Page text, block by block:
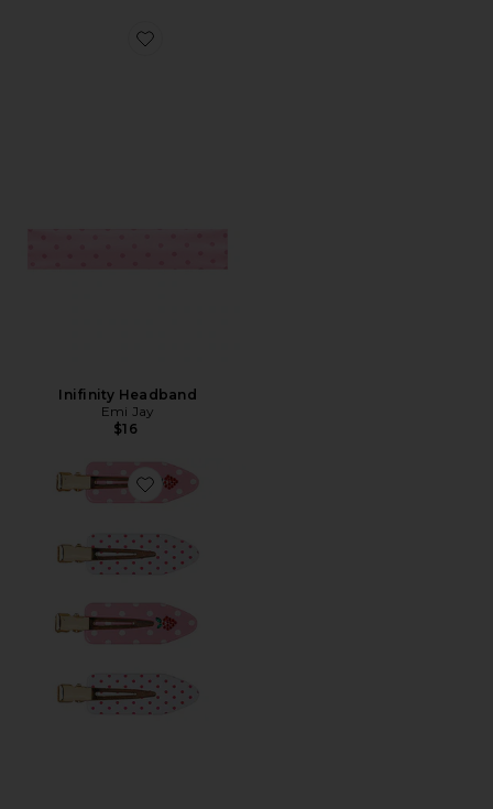
Favorite Inifinity Headband
Inifinity Headband
Emi Jay
$16
Favorite CLIPES POPSTAR